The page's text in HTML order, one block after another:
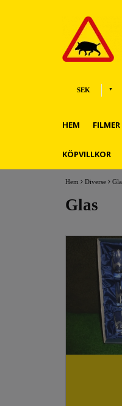
Hem Diverse
Glas
SEK
HEM FILMER
KÖPVILLKOR